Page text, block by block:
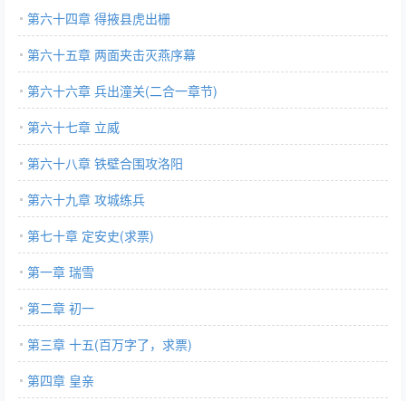
第六十四章 得掖县虎出栅
第六十五章 两面夹击灭燕序幕
第六十六章 兵出潼关(二合一章节)
第六十七章 立威
第六十八章 铁壁合围攻洛阳
第六十九章 攻城练兵
第七十章 定安史(求票)
第一章 瑞雪
第二章 初一
第三章 十五(百万字了，求票)
第四章 皇亲